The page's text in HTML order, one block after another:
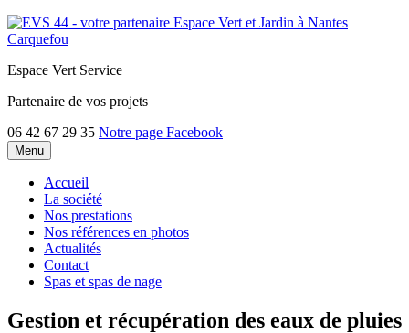
Espace Vert Service
Partenaire de vos projets
06 42 67 29 35 Notre page Facebook
Menu
Accueil
La société
Nos prestations
Nos références en photos
Actualités
Contact
Spas et spas de nage
Gestion et récupération des eaux de pluies